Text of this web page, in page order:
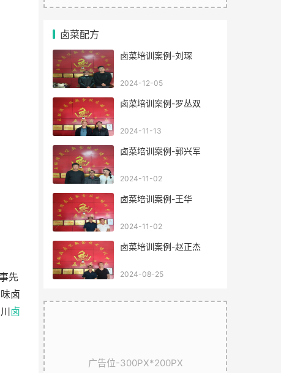
先
卤
卤
卤菜配方
卤菜培训案例-刘琛
2024-12-05
卤菜培训案例-罗丛双
2024-11-13
卤菜培训案例-郭兴军
2024-11-02
卤菜培训案例-王华
2024-11-02
卤菜培训案例-赵正杰
2024-08-25
广告位-300PX*200PX